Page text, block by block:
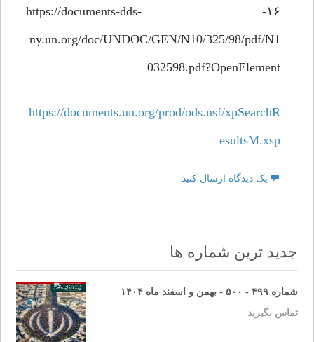
۱۶- https://documents-dds-
ny.un.org/doc/UNDOC/GEN/N10/325/98/pdf/N1
032598.pdf?OpenElement
https://documents.un.org/prod/ods.nsf/xpSearchR
esultsM.xsp
یک دیدگاه ارسال کنید
جدید ترین شماره ها
شماره ۴۹۹ - ۵۰۰ - بهمن و اسفند ماه ۱۴۰۴
تماس بگیرید